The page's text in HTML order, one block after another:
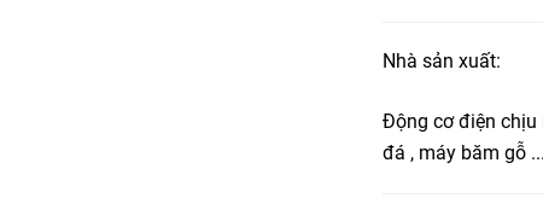
Nhà sản xuất:
Động cơ điện chịu
đá , máy băm gỗ ...